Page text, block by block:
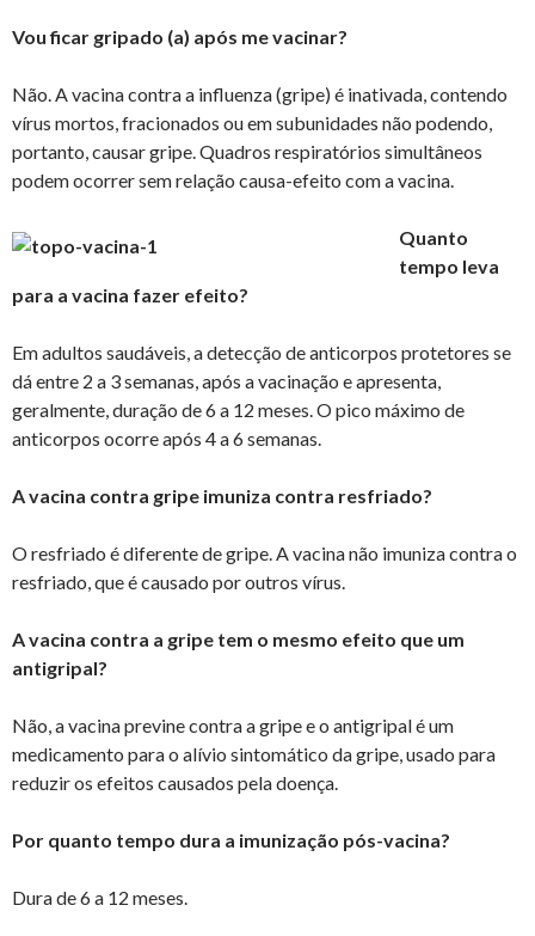
Vou ficar gripado (a) após me vacinar?
Não. A vacina contra a influenza (gripe) é inativada, contendo
vírus mortos, fracionados ou em subunidades não podendo,
portanto, causar gripe. Quadros respiratórios simultâneos
podem ocorrer sem relação causa-efeito com a vacina.
Quanto
tempo leva
para a vacina fazer efeito?
Em adultos saudáveis, a detecção de anticorpos protetores se
dá entre 2 a 3 semanas, após a vacinação e apresenta,
geralmente, duração de 6 a 12 meses. O pico máximo de
anticorpos ocorre após 4 a 6 semanas.
A vacina contra gripe imuniza contra resfriado?
O resfriado é diferente de gripe. A vacina não imuniza contra o
resfriado, que é causado por outros vírus.
A vacina contra a gripe tem o mesmo efeito que um
antigripal?
Não, a vacina previne contra a gripe e o antigripal é um
medicamento para o alívio sintomático da gripe, usado para
reduzir os efeitos causados pela doença.
Por quanto tempo dura a imunização pós-vacina?
Dura de 6 a 12 meses.